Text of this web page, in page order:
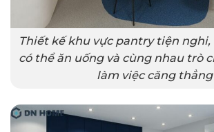
Thiết kế khu vực pantry tiện
có thể ăn uống và cùng nhau trò
làm việc căng thẳng